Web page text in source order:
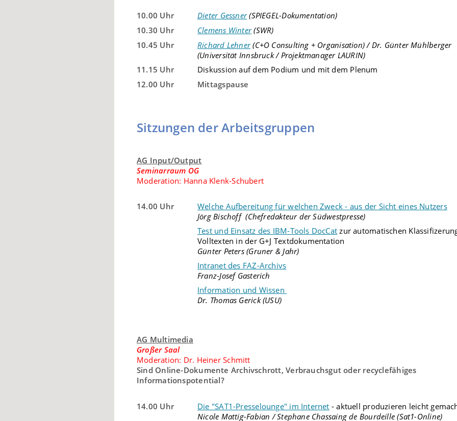
10.00 Uhr Dieter Gessner(SPIEGEL-Dokumentation)
10.30 Uhr
Clemens Winter(SWR)
10.45 Uhr
Richard Lehner(C+O Consulting + Organisation) / Dr. Günter Mühlberger
(Universität Innsbruck / Projektmanager LAURIN)
11.15 Uhr
Diskussion auf dem Podium und mit dem Plenum
12.00 Uhr
Mittagspause
Sitzungen der Arbeitsgruppen
AG Input/Output
Seminarraum OG
Moderation: Hanna Klenk-Schubert
14.00 Uhr
Welche Aufbereitung für welchen Zweck - aus der Sicht eines Nutzers
Jörg Bischoff (Chefredakteur der Südwestpresse)
Test und Einsatz des IBM-Tools DocCat zur automatischen
Volltexten in der G+J Textdokumentation
Günter Peters (Gruner & Jahr)
Intranet des FAZ-Archivs
Franz-Josef Gasterich
Information und Wissen
Dr. Thomas Gerick (USU)
AG Multimedia
Großer Saal
Moderation: Dr. Heiner Schmitt
Sind Online-Dokumente Archivschrott, Verbrauchsgut oder recyclefähiges
Informationspotential?
14.00 Uhr Die "SAT1-Presselounge" im Internet - aktuell produzieren leicht
Nicole Mattig-Fabian / Stephane Chassaing de Bourdeille (Sat1-Online)